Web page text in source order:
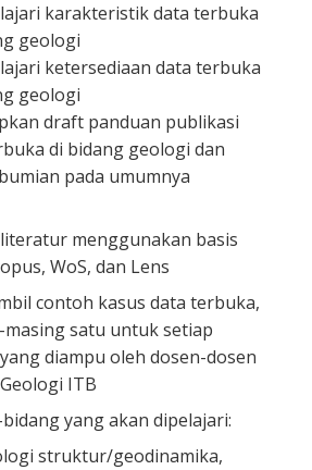
karakteristik data terbuka
geologi
ketersediaan data terbuka
geologi
draft panduan publikasi
di bidang geologi dan
pada umumnya
menggunakan basis
WoS, dan Lens
contoh kasus data terbuka,
masing satu untuk setiap
diampu oleh dosen-dosen
ITB
yang akan dipelajari:
struktur/geodinamika,